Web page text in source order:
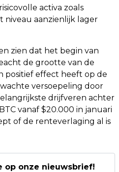
activa zoals
niveau aanzienlijk lager
zien dat het begin van
de grootte van de
positief effect heeft op de
versoepeling door
drijfveren achter
vanaf $20.000 in januari
of de renteverlaging al is
op onze nieuwsbrief!